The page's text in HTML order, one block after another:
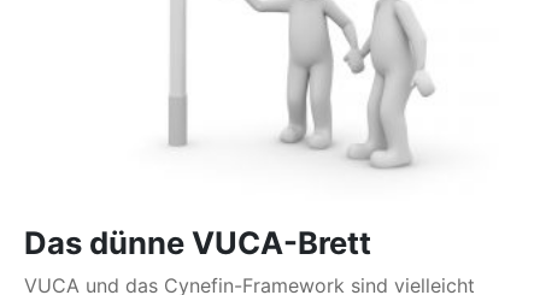
Das dünne VUCA-Brett
VUCA und das Cynefin-Framework sind vielleicht